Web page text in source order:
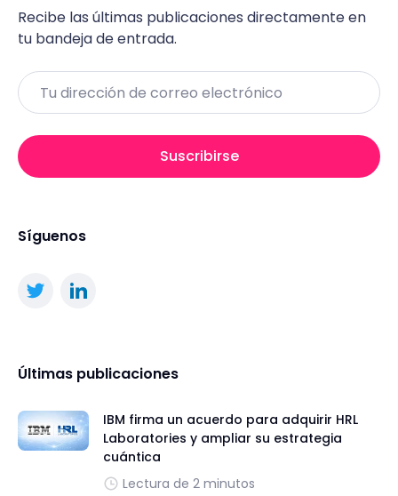
Recibe las últimas publicaciones directamente en
tu bandeja de entrada.
Email
Suscribirse
Síguenos
Últimas publicaciones
IBM firma un acuerdo para adquirir HRL
Laboratories y ampliar su estrategia
cuántica
Lectura de 2 minutos